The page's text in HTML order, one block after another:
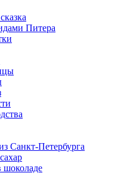
Питера
Санкт-Петербурга